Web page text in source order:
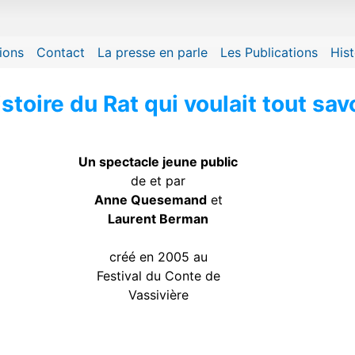
and content
Contact La presse en parle Les Publications
du Rat qui voulait tout
Un spectacle jeune public
de et par
Anne Quesemandet
Laurent Berman
créé en 2005 au
Festival du Conte de
Vassivière